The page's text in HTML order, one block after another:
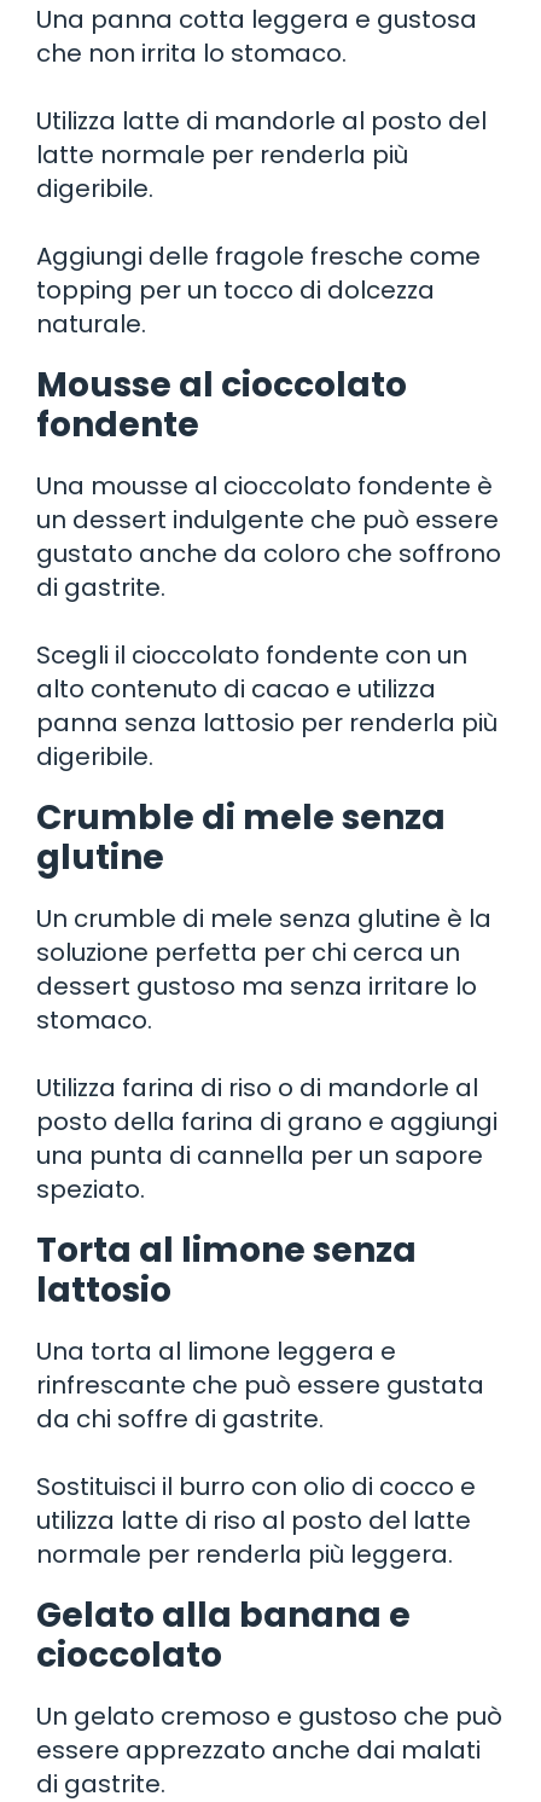
Una panna cotta leggera e gustosa
che non irrita lo stomaco.
Utilizza latte di mandorle al posto del
latte normale per renderla più
digeribile.
Aggiungi delle fragole fresche come
topping per un tocco di dolcezza
naturale.
Mousse al cioccolato
fondente
Una mousse al cioccolato fondente è
un dessert indulgente che può essere
gustato anche da coloro che soffrono
di gastrite.
Scegli il cioccolato fondente con un
alto contenuto di cacao e utilizza
panna senza lattosio per renderla più
digeribile.
Crumble di mele senza
glutine
Un crumble di mele senza glutine è la
soluzione perfetta per chi cerca un
dessert gustoso ma senza irritare lo
stomaco.
Utilizza farina di riso o di mandorle al
posto della farina di grano e aggiungi
una punta di cannella per un sapore
speziato.
Torta al limone senza
lattosio
Una torta al limone leggera e
rinfrescante che può essere gustata
da chi soffre di gastrite.
Sostituisci il burro con olio di cocco e
utilizza latte di riso al posto del latte
normale per renderla più leggera.
Gelato alla banana e
cioccolato
Un gelato cremoso e gustoso che può
essere apprezzato anche dai malati
di gastrite.